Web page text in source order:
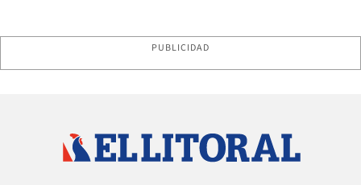
PUBLICIDAD